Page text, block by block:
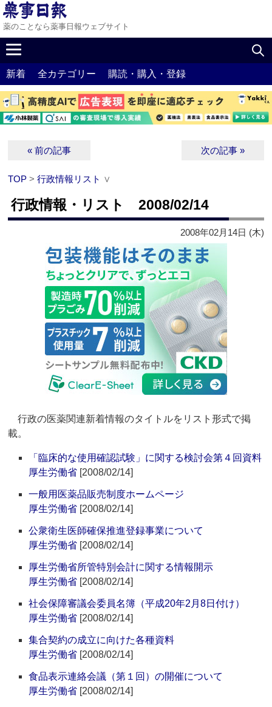
薬のことなら薬事日報ウェブサイト
新着 全カテゴリー 購読・購入・登録
« 前の記事 次の記事 »
TOP >行政情報リスト ∨
行政情報・リスト 2008/02/14
2008年02月14日 (木)
行政の医薬関連新着情報のタイトルをリスト形式で掲
載。
「臨床的な使用確認試験」に関する検討会第４回資料
厚生労働省 [2008/02/14]
一般用医薬品販売制度ホームページ
厚生労働省 [2008/02/14]
公衆衛生医師確保推進登録事業について
厚生労働省 [2008/02/14]
厚生労働省所管特別会計に関する情報開示
厚生労働省 [2008/02/14]
社会保障審議会委員名簿（平成20年2月8日付け）
厚生労働省 [2008/02/14]
集合契約の成立に向けた各種資料
厚生労働省 [2008/02/14]
食品表示連絡会議（第１回）の開催について
厚生労働省 [2008/02/14]